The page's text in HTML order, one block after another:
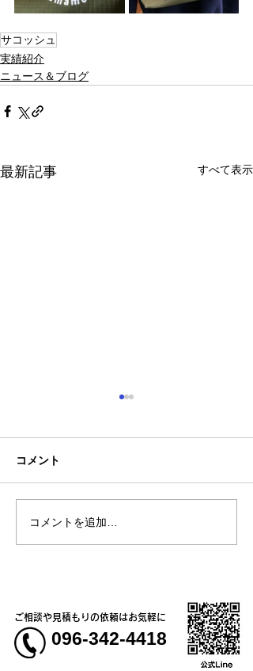
サコッシュ
実績紹介
ニュース＆ブログ
最新記事 すべて表示
熊本地震明けの営業につ
いてのお知らせ
コメント
コメントを追加…
ご相談や見積もりの依頼はお気軽に
096-342-4418